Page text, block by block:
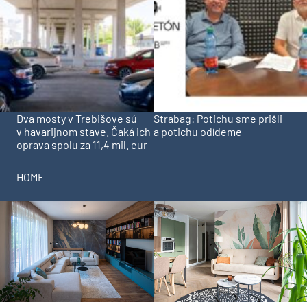
Dva mosty v Trebišove sú
v havarijnom stave. Čaká ich
oprava spolu za 11,4 mil. eur
Strabag: Potichu sme prišli
a potichu odídeme
HOME